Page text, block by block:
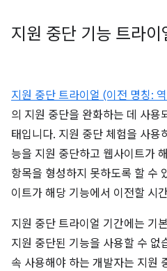
지원 중단 기능 트라
지원 중단 트라이얼 (이전 명칭:
의 지원 중단을 완화하는 데 사용
태입니다. 지원 중단 체험을 사용
능을 지원 중단하고 웹사이트가
항목을 형성하지 못하도록 할 수
이트가 해당 기능에서 이전할 시
지원 중단 트라이얼 기간에는 기
지원 중단된 기능을 사용할 수 없
속 사용해야 하는 개발자는 지원